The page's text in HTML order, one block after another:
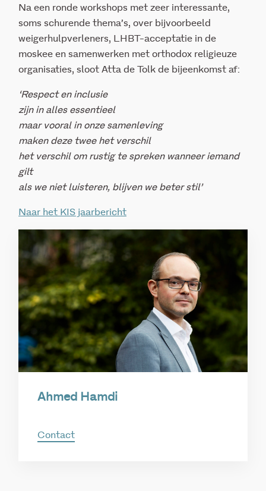
Na een ronde workshops met zeer interessante,
soms schurende thema’s, over bijvoorbeeld
weigerhulpverleners, LHBT-acceptatie in de
moskee en samenwerken met orthodox religieuze
organisaties, sloot Atta de Tolk de bijeenkomst af:
‘Respect en inclusie
zijn in alles essentieel
maar vooral in onze samenleving
maken deze twee het verschil
het verschil om rustig te spreken wanneer iemand
gilt
als we niet luisteren, blijven we beter stil’
Naar het KIS jaarbericht
Ahmed Hamdi
Contact